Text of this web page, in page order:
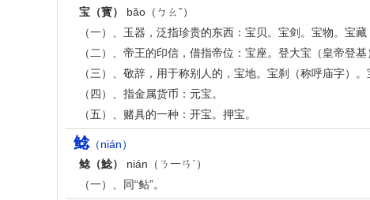
宝（寳）
bǎo（ㄅㄠˇ）
（一）、玉器，泛指珍贵的东西：宝贝。宝剑。宝物。宝
（二）、帝王的印信，借指帝位：宝座。登大宝（皇帝登基
（三）、敬辞，用于称别人的，宝地。宝刹（称呼庙字）。
（四）、指金属货币：元宝。
（五）、赌具的一种：开宝。押宝。
鲶（nián）
鲶（鯰）
nián（ㄋ一ㄢˊ）
（一）、同“鲇”。